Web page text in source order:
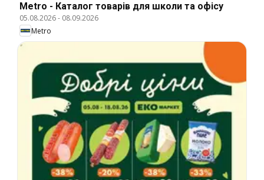
Metro - Каталог товарів для школи та офісу
05.08.2026- 08.09.2026
Metro